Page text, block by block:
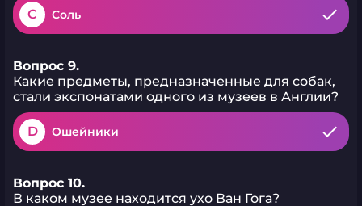
C Соль
Вопрос 9.
Какие предметы, предназначенные для собак,
стали экспонатами одного из музеев в Англии?
D Ошейники
Вопрос 10.
В каком музее находится ухо Ван Гога?